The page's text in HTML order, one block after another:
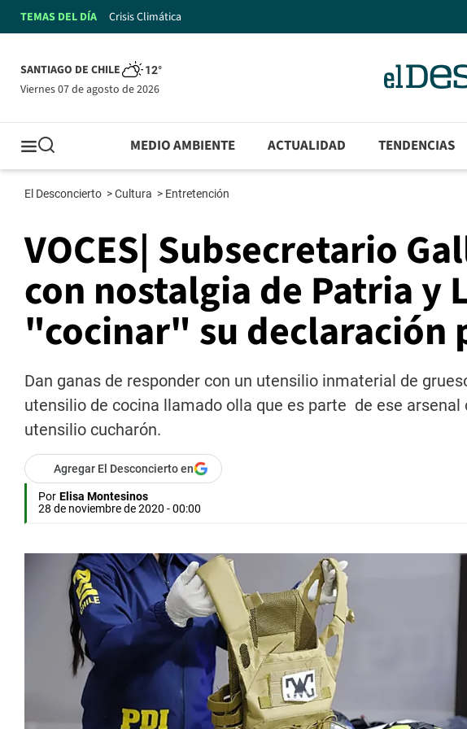
TEMAS DEL DÍA Crisis Climática
SANTIAGO DE CHILE 12°
viernes 07 de agosto de 2026
MEDIO AMBIENTE ACTUALIDAD TENDENCIAS
El Desconcierto >Cultura > Entretención
VOCES| Subsecretario
con nostalgia de Patria y
"cocinar" su declaración
Dan ganas de responder con un utensilio inmaterial de
utensilio de cocina llamado olla que es parte de ese arsenal
utensilio cucharón.
Agregar El Desconcierto en
Por Elisa Montesinos
28 de noviembre de 2020 - 00:00